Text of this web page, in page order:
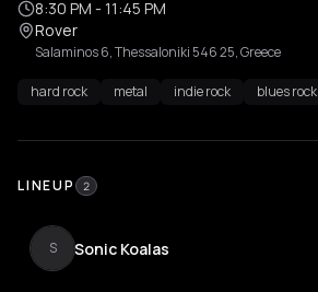
8:30 PM - 11:45 PM
Rover
Salaminos 6, Thessaloniki 546 25, Greece
hard rock metal indie rock blues rock
LINEUP 2
S Sonic Koalas